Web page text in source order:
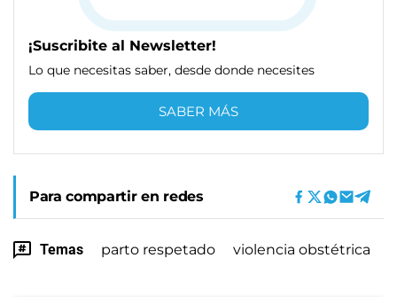
¡Suscribite al Newsletter!
Lo que necesitas saber, desde donde necesites
SABER MÁS
Para compartir en redes
Temas parto respetado violencia obstétrica